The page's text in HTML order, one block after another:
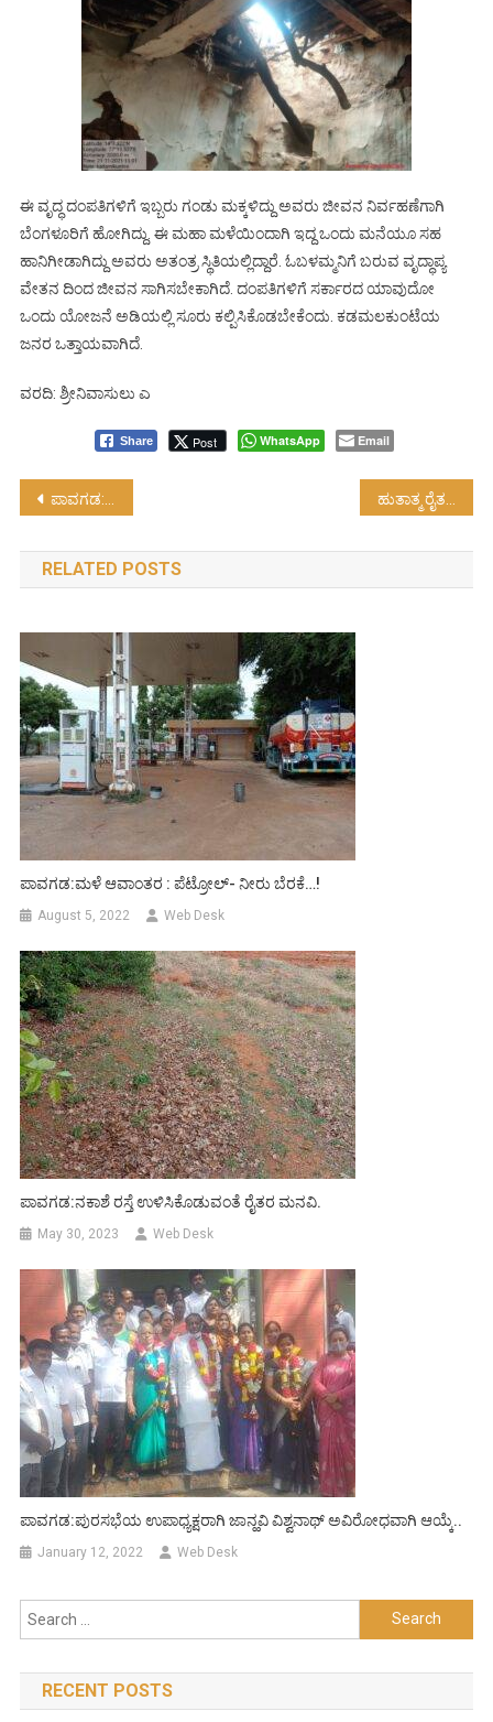
ಈ ವೃದ್ಧ ದಂಪತಿಗಳಿಗೆ ಇಬ್ಬರು ಗಂಡು ಮಕ್ಕಳಿದ್ದು ಅವರು ಜೀವನ ನಿರ್ವಹಣೆಗಾಗಿ
ಬೆಂಗಳೂರಿಗೆ ಹೋಗಿದ್ದು. ಈ ಮಹಾ ಮಳೆಯಿಂದಾಗಿ ಇದ್ದ ಒಂದು ಮನೆಯೂ ಸಹ
ಹಾನಿಗೀಡಾಗಿದ್ದು ಅವರು ಅತಂತ್ರ ಸ್ಥಿತಿಯಲ್ಲಿದ್ದಾರೆ. ಓಬಳಮ್ಮನಿಗೆ ಬರುವ ವೃದ್ಧಾಪ್ಯ
ವೇತನ ದಿಂದ ಜೀವನ ಸಾಗಿಸಬೇಕಾಗಿದೆ. ದಂಪತಿಗಳಿಗೆ ಸರ್ಕಾರದ ಯಾವುದೋ
ಒಂದು ಯೋಜನೆ ಅಡಿಯಲ್ಲಿ ಸೂರು ಕಲ್ಪಿಸಿಕೊಡಬೇಕೆಂದು. ಕಡಮಲಕುಂಟೆಯ
ಜನರ ಒತ್ತಾಯವಾಗಿದೆ.
ವರದಿ: ಶ್ರೀನಿವಾಸುಲು ಎ
Share Post WhatsApp Email
Post
navigation
ಪಾವಗಡ: ತುಂಬಿ ಹರಿಯುತ್ತಿರುವ ಉತ್ತರ ಪಿನಾಕಿನಿ….!
RELATED POSTS
ಪಾವಗಡ:ಮಳೆ ಆವಾಂತರ : ಪೆಟ್ರೋಲ್- ನೀರು ಬೆರಕೆ…!
August 5, 2022 Web Desk
ಪಾವಗಡ:ನಕಾಶೆ ರಸ್ತೆ ಉಳಿಸಿಕೊಡುವಂತೆ ರೈತರ ಮನವಿ.
May 30, 2023 Web Desk
ಪಾವಗಡ:ಪುರಸಭೆಯ ಉಪಾಧ್ಯಕ್ಷರಾಗಿ ಜಾನ್ಹವಿ ವಿಶ್ವನಾಥ್ ಅವಿರೋಧವಾಗಿ ಆಯ್ಕೆ..
January 12, 2022 Web Desk
Search
for:
RECENT POSTS